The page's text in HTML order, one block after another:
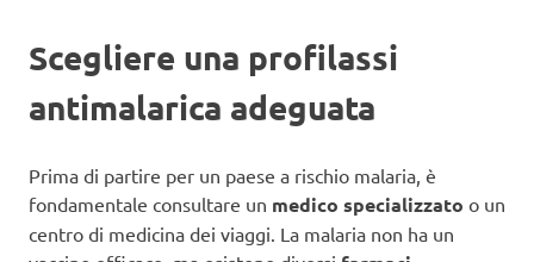
Scegliere una profilassi
antimalarica adeguata
Prima di partire per un paese a rischio malaria, è
fondamentale consultare un medico specializzato o un
centro di medicina dei viaggi. La malaria non ha un